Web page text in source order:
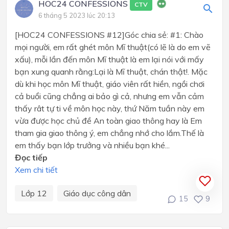
HOC24 CONFESSIONS CTV
6 tháng 5 2023 lúc 20:13
[HOC24 CONFESSIONS #12]Góc chia sẻ: #1: Chào
mọi người, em rất ghét môn Mĩ thuật(có lẽ là do em vẽ
xấu), mỗi lần đến môn Mĩ thuật là em lại nói với mấy
bạn xung quanh rằng:Lại là Mĩ thuật, chán thật!. Mặc
dù khi học môn Mĩ thuật, giáo viên rất hiền, ngồi chơi
cả buổi cũng chẳng ai bảo gì cả, nhưng em vẫn cảm
thấy rât tự ti về môn học này, thứ Năm tuần này em
vừa được học chủ đề An toàn giao thông hay là Em
tham gia giao thông ý, em chẳng nhớ cho lắm.Thế là
em thấy bạn lớp trưởng và nhiều bạn khé...
Đọc tiếp
Xem chi tiết
Lớp 12 Giáo dục công dân
15 9